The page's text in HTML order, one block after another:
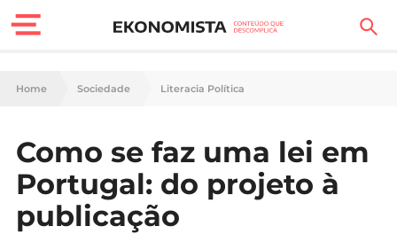
Finanças Pessoais
Carreira
Casa
Home Sociedade Literacia Política
Como se faz uma lei em
Portugal: do projeto à
publicação